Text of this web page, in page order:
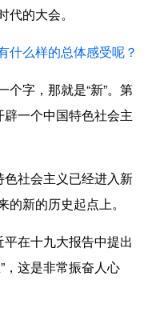
的大会。
什么样的总体感受呢？
个字，那就是“新”。第
辟一个中国特色社会主
社会主义已经进入新
新的历史起点上。
在十九大报告中提出
，这是非常振奋人心